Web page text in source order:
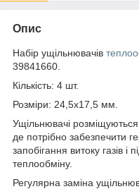
Опис
Набір ущільнювачів
39841660.
Кількість: 4 шт.
Розміри: 24,5x17,5 мм.
Ущільнювачі
де потрібно забезпечити
запобігання витоку газів і
теплообміну.
Регулярна заміна